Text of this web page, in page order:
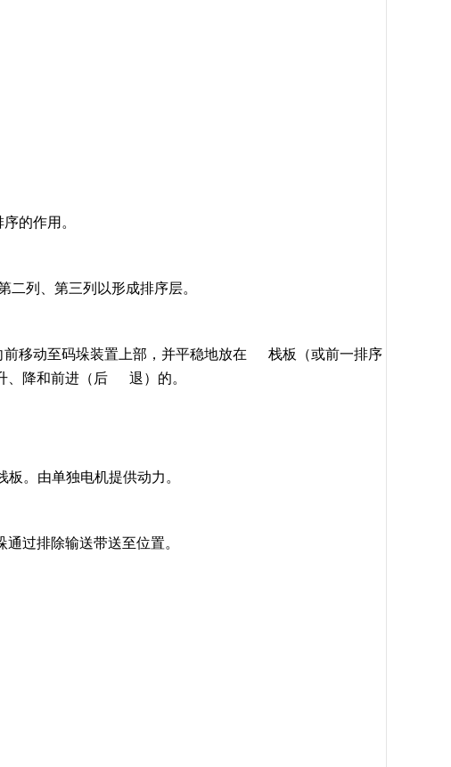
的作用。
列、第三列以形成排序层。
前移动至码垛装置上部，并平稳地放在 栈板（或前一排序
、降和前进（后 退）的。
。由单独电机提供动力。
过排除输送带送至位置。